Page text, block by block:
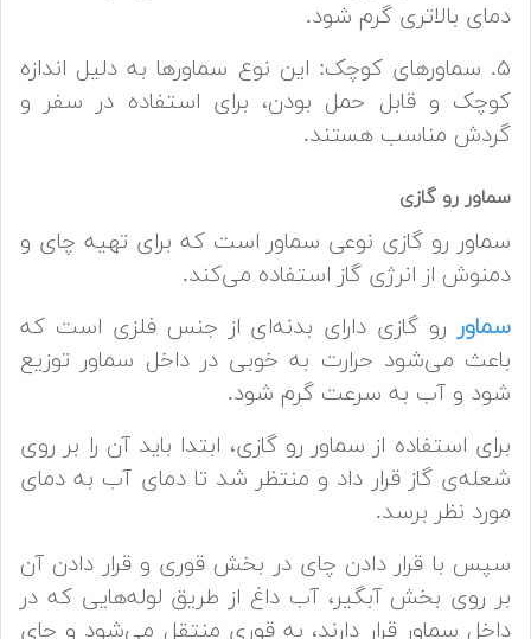
دمای بالاتری گرم شود.
۵. سماورهای کوچک: این نوع سماورها به دلیل اندازه
کوچک و قابل حمل بودن، برای استفاده در سفر و
گردش مناسب هستند.
سماور رو گازی
سماور رو گازی نوعی سماور است که برای تهیه چای و
دمنوش از انرژی گاز استفاده می‌کند.
سماور رو گازی دارای بدنه‌ای از جنس فلزی است که
باعث می‌شود حرارت به خوبی در داخل سماور توزیع
شود و آب به سرعت گرم شود.
برای استفاده از سماور رو گازی، ابتدا باید آن را بر روی
شعله‌ی گاز قرار داد و منتظر شد تا دمای آب به دمای
مورد نظر برسد.
سپس با قرار دادن چای در بخش قوری و قرار دادن آن
بر روی بخش آبگیر، آب داغ از طریق لوله‌هایی که در
داخل سماور قرار دارند، به قوری منتقل می‌شود و چای